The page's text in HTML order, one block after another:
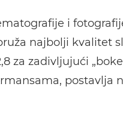
i
najbolji kvalitet
za zadivljujući
postavlja